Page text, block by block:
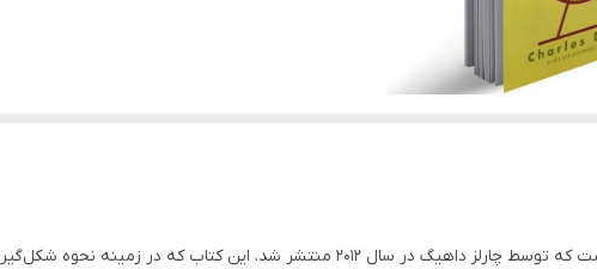
قدرت عادت نام کتابی است که توسط چارلز داهیگ در سال 2012